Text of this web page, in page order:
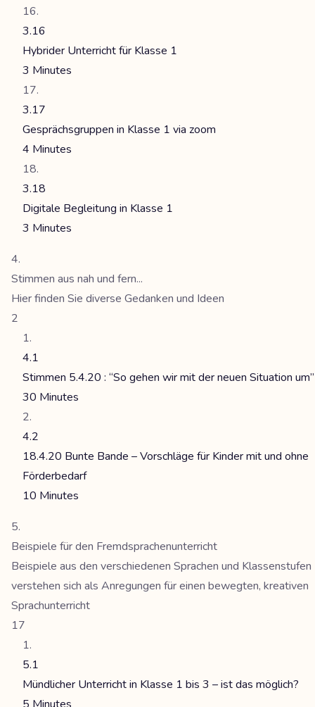
3.16
Hybrider Unterricht für Klasse 1
3 Minutes
3.17
Gesprächsgruppen in Klasse 1 via zoom
4 Minutes
3.18
Digitale Begleitung in Klasse 1
3 Minutes
Stimmen aus nah und fern...
Hier finden Sie diverse Gedanken und Ideen
2
4.1
Stimmen 5.4.20 : “So gehen wir mit der neuen Situation um”
30 Minutes
4.2
18.4.20 Bunte Bande – Vorschläge für Kinder mit und ohne
Förderbedarf
10 Minutes
Beispiele für den Fremdsprachenunterricht
Beispiele aus den verschiedenen Sprachen und Klassenstufen
verstehen sich als Anregungen für einen bewegten, kreativen
Sprachunterricht
17
5.1
Mündlicher Unterricht in Klasse 1 bis 3 – ist das möglich?